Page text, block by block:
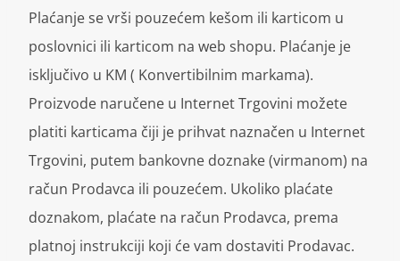
Plaćanje se vrši pouzećem kešom ili karticom u
poslovnici ili karticom na web shopu. Plaćanje je
isključivo u KM ( Konvertibilnim markama).
Proizvode naručene u Internet Trgovini možete
platiti karticama čiji je prihvat naznačen u Internet
Trgovini, putem bankovne doznake (virmanom) na
račun Prodavca ili pouzećem. Ukoliko plaćate
doznakom, plaćate na račun Prodavca, prema
platnoj instrukciji koji će vam dostaviti Prodavac.